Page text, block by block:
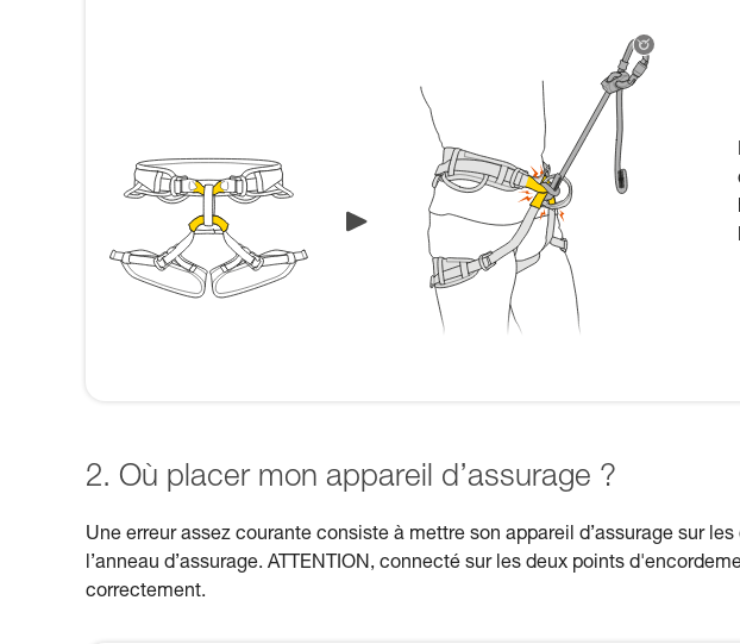
2. Où placer mon appareil d’assurage ?
Une erreur assez courante consiste à mettre son appareil d’assurage sur
l’anneau d’assurage. ATTENTION, connecté sur les deux points
correctement.